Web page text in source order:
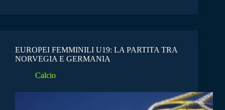
EUROPEI FEMMINILI U19: LA PARTITA TRA
NORVEGIA E GERMANIA
Calcio